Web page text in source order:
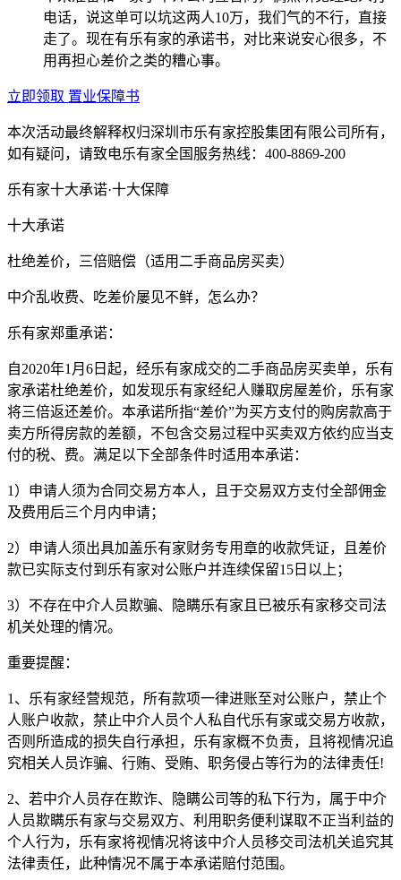
电话，说这单可以坑这两人10万，我们气的不行，直接
走了。现在有乐有家的承诺书，对比来说安心很多，不
用再担心差价之类的糟心事。
立即领取 置业保障书
本次活动最终解释权归深圳市乐有家控股集团有限公司所有，
如有疑问，请致电乐有家全国服务热线：400-8869-200
乐有家十大承诺·十大保障
十大承诺
杜绝差价，三倍赔偿（适用二手商品房买卖）
中介乱收费、吃差价屡见不鲜，怎么办？
乐有家郑重承诺：
自2020年1月6日起，经乐有家成交的二手商品房买卖单，乐有
家承诺杜绝差价，如发现乐有家经纪人赚取房屋差价，乐有家
将三倍返还差价。本承诺所指“差价”为买方支付的购房款高于
卖方所得房款的差额，不包含交易过程中买卖双方依约应当支
付的税、费。满足以下全部条件时适用本承诺：
1）申请人须为合同交易方本人，且于交易双方支付全部佣金
及费用后三个月内申请；
2）申请人须出具加盖乐有家财务专用章的收款凭证，且差价
款已实际支付到乐有家对公账户并连续保留15日以上；
3）不存在中介人员欺骗、隐瞒乐有家且已被乐有家移交司法
机关处理的情况。
重要提醒：
1、乐有家经营规范，所有款项一律进账至对公账户，禁止个
人账户收款，禁止中介人员个人私自代乐有家或交易方收款，
否则所造成的损失自行承担，乐有家概不负责，且将视情况追
究相关人员诈骗、行贿、受贿、职务侵占等行为的法律责任!
2、若中介人员存在欺诈、隐瞒公司等的私下行为，属于中介
人员欺瞒乐有家与交易双方、利用职务便利谋取不正当利益的
个人行为，乐有家将视情况将该中介人员移交司法机关追究其
法律责任，此种情况不属于本承诺赔付范围。